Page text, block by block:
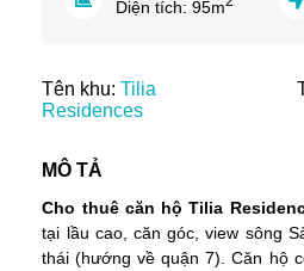
Diện tích:95m
Tên khu:Tilia
Residences
MÔ TẢ
Cho thuê căn hộ Tilia
tại lầu cao, căn góc, view sông
thái (hướng về quận 7). Căn hộ